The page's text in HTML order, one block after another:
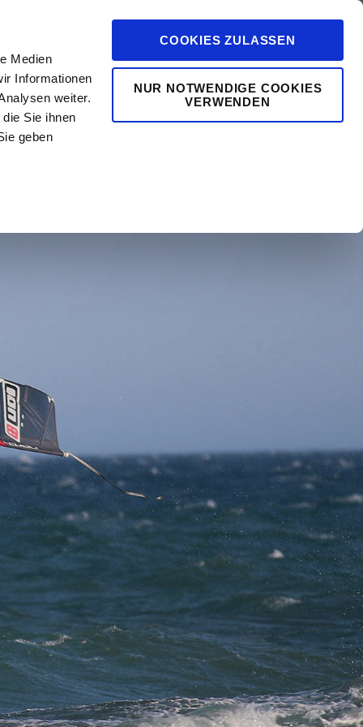
Medien
Informationen
weiter.
Sie ihnen
geben
COOKIES ZULASSEN
NUR NOTWENDIGE COOKIES
VERWENDEN